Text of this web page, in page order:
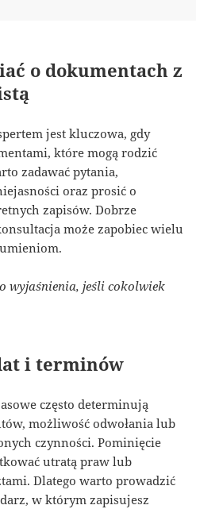
o dokumentach z
jest kluczowa, gdy
które mogą rodzić
zadawać pytania,
oraz prosić o
zapisów. Dobrze
może zapobiec wielu
wyjaśnienia, jeśli cokolwiek
i terminów
często determinują
możliwość odwołania lub
czynności. Pominięcie
utratą praw lub
Dlatego warto prowadzić
w którym zapisujesz